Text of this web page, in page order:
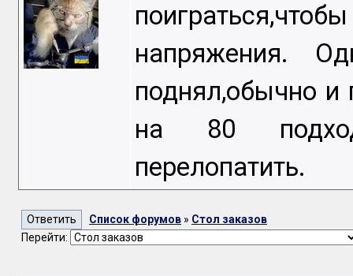
напряжения.
поднял,обычно и
на 80
перелопатить.
Список форумов » Стол заказов
Перейти: